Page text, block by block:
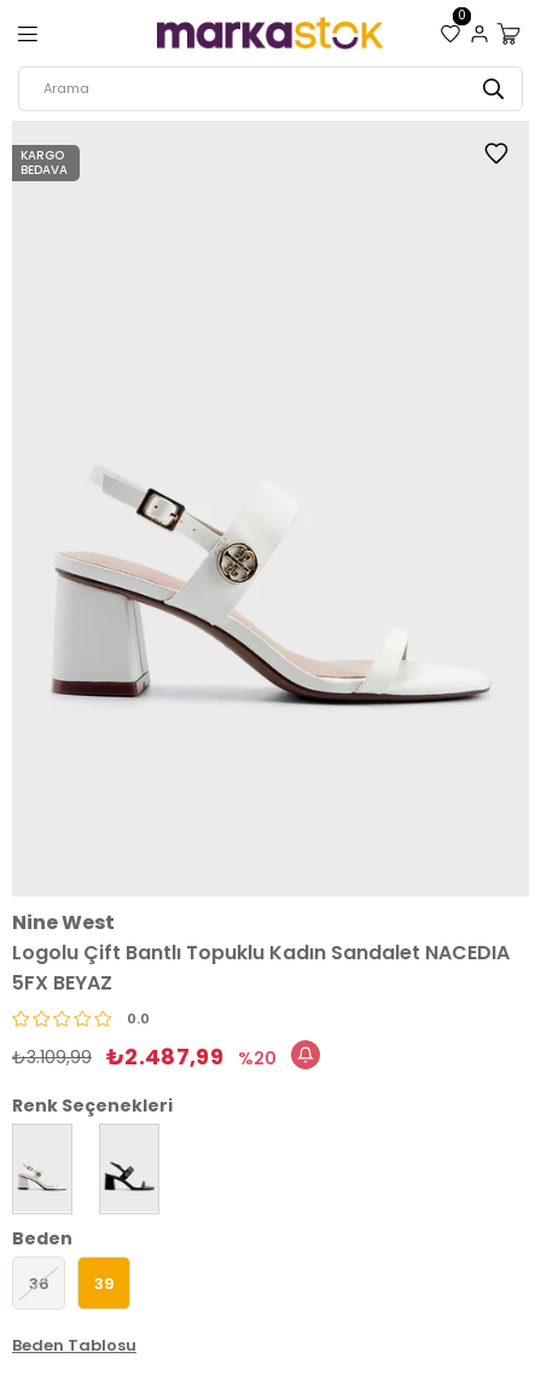
0
KARGO
BEDAVA
Nine West
Logolu Çift Bantlı Topuklu Kadın Sandalet NACEDIA
5FX BEYAZ
0.0
₺3.109,99 ₺2.487,99
20
Renk Seçenekleri
Beden
36 39
Beden Tablosu